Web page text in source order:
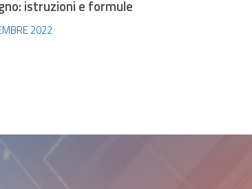
istruzioni e formule
2022